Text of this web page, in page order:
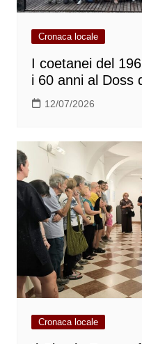
Cronaca locale
I coetanei del
i 60 anni al Doss
12/07/2026
Cronaca locale